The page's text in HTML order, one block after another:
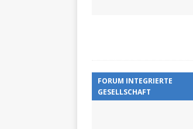
FORUM INTEGRIERTE
GESELLSCHAFT